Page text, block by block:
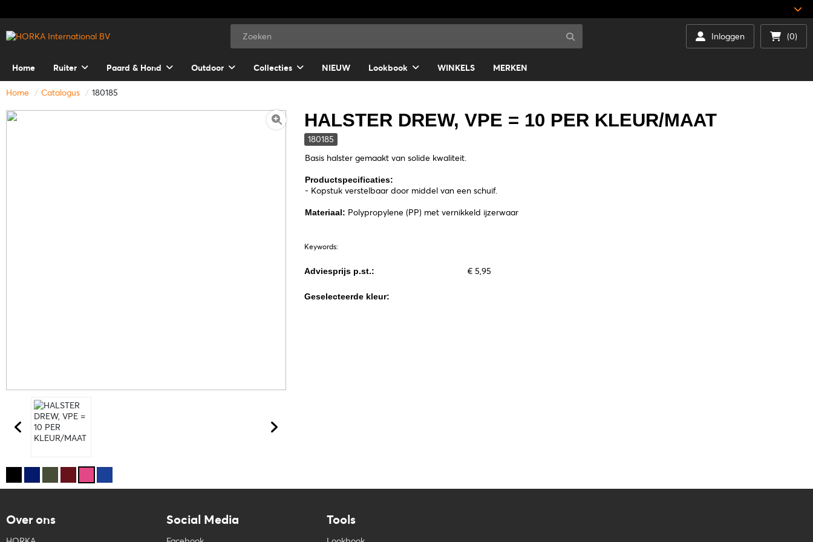
Inloggen (0)
Home Ruiter Paard & Hond Outdoor Collecties NIEUW Lookbook WINKELS MERKEN
Home Catalogus 180185
HALSTER DREW, VPE = 10 PER KLEUR/MAAT
180185
Basis halster gemaakt van solide kwaliteit.
Productspecificaties:
- Kopstuk verstelbaar door middel van een schuif.
Materiaal: Polypropylene (PP) met vernikkeld ijzerwaar
Keywords:
Adviesprijs p.st.: € 5,95
Geselecteerde kleur:
Over ons Social Media Tools